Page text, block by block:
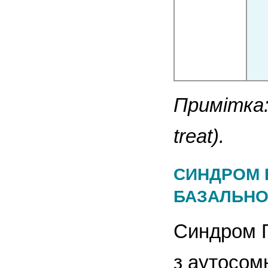
treat).
СИНДРОМ
Синдром
з